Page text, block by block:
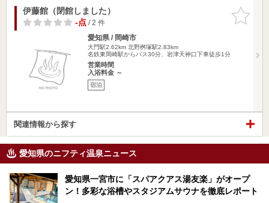
お気に入
りに追加
伊藤館（閉館しました）
-点/ 2 件
愛知県 / 岡崎市
大門駅2.62km 北野桝塚駅2.83km
名鉄東岡崎駅からバス30分、岩津天神口下車徒歩1分
営業時間
入浴料金 ～
宿泊
関連情報から探す
愛知県のニフティ温泉ニュース
愛知県一宮市に「スパアクアス湯友楽」がオープ
ン！多彩な浴槽やスタジアムサウナを徹底レポート